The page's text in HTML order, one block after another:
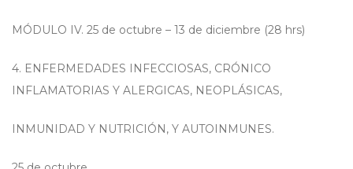
MÓDULO IV. 25 de octubre – 13 de diciembre (28 hrs)
4. ENFERMEDADES INFECCIOSAS, CRÓNICO
INFLAMATORIAS Y ALERGICAS, NEOPLÁSICAS,
INMUNIDAD Y NUTRICIÓN, Y AUTOINMUNES.